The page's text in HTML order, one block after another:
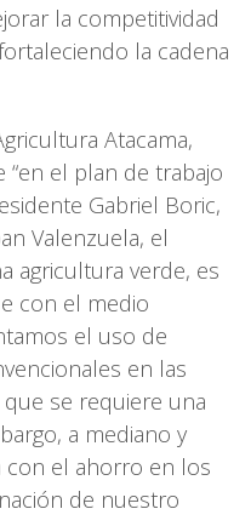
la competitividad
la cadena
Atacama,
“en el plan de trabajo
Gabriel Boric,
Valenzuela, el
agricultura verde, es
con el medio
el uso de
en las
se requiere una
a mediano y
con el ahorro en los
de nuestro